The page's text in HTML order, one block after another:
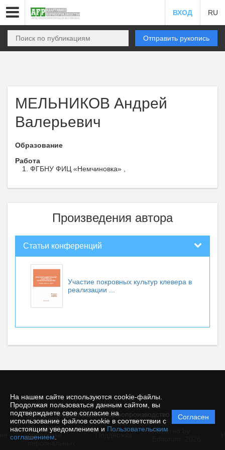
На нашем сайте используются cookie-файлы.
Продолжая пользоваться данным сайтом, вы
подтверждаете свое согласие на
использование файлов cookie в соответствии с
настоящим уведомлением и Пользовательским
соглашением
Согласен
ВХОД RU
Отправить рукопись
МЕЛЬНИКОВ Андрей
Валерьевич
Образование
Работа
ФГБНУ ФИЦ «Немчиновка» ,
Произведения автора
Статьи конференций
Участие покровных культур клевера в
реализации ...
© Адаптивное Кормопроизводство
Политика
защиты и
обработки
Powered by